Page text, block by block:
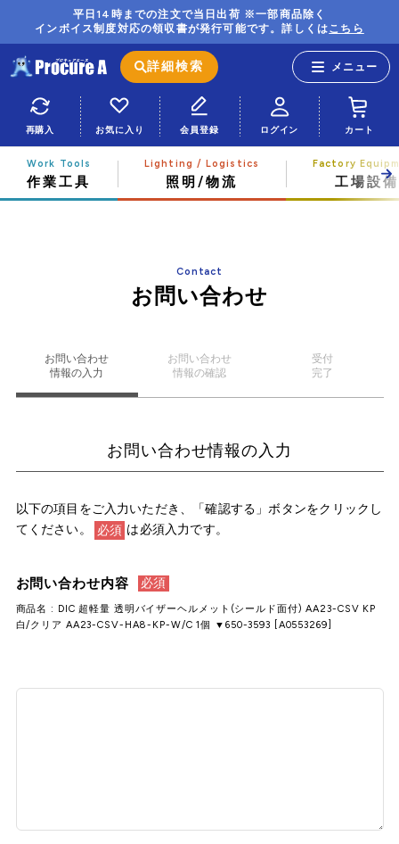
平日14時までの注文で当日出荷 ※一部商品除く
インボイス制度対応の領収書が発行可能です。詳しくはこちら
詳細検索
再購入 お気に入り 会員登録 ログイン カート
作業工具 照明/物流 工場設備
Contact
お問い合わせ
お問い合わせ
情報の入力
お問い合わせ
情報の確認
受付
完了
お問い合わせ情報の入力
以下の項目をご入力いただき、「確認する」ボタンをクリックし
てください。
必須 は必須入力です。
お問い合わせ内容 必須
商品名 : DIC 超軽量 透明バイザーヘルメット(シールド面付) AA23-CSV KP
白/クリア AA23-CSV-HA8-KP-W/C 1個 ▼650-3593 [A0553269]